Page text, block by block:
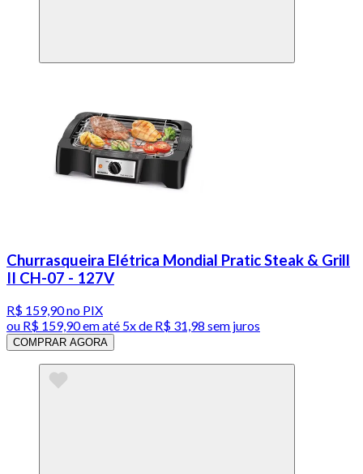
Churrasqueira Elétrica Mondial Pratic Steak & Grill
II CH-07 - 127V
R$ 159,90no PIX
ou R$ 159,90em até 5x de R$ 31,98 sem juros
COMPRAR AGORA